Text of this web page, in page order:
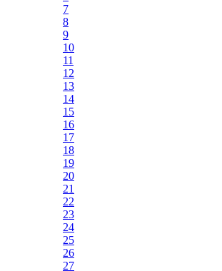
7
8
9
10
11
12
13
14
15
16
17
18
19
20
21
22
23
24
25
26
27